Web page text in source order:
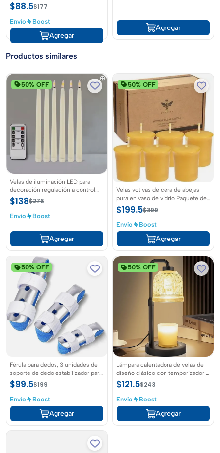
$88.5$177
Envío Boost
Agregar
Agregar
Productos similares
50% OFF
Velas de iluminación LED para
decoración regulación a control
remoto
$138$276
Envío Boost
Agregar
50% OFF
Velas votivas de cera de abejas
pura en vaso de vidrio Paquete de
6 votivos naturales conjunto para
paquete de 6, amarillo
$199.5$399
Envío Boost
Agregar
50% OFF
Férula para dedos, 3 unidades de
soporte de dedo estabilizador para
dedos rotos, enderezar artritis
nudillos inmovilización, azul
$99.5$199
Envío Boost
Agregar
50% OFF
Lámpara calentadora de velas de
diseño clásico con temporizador y
luz regulable
$121.5$243
Envío Boost
Agregar